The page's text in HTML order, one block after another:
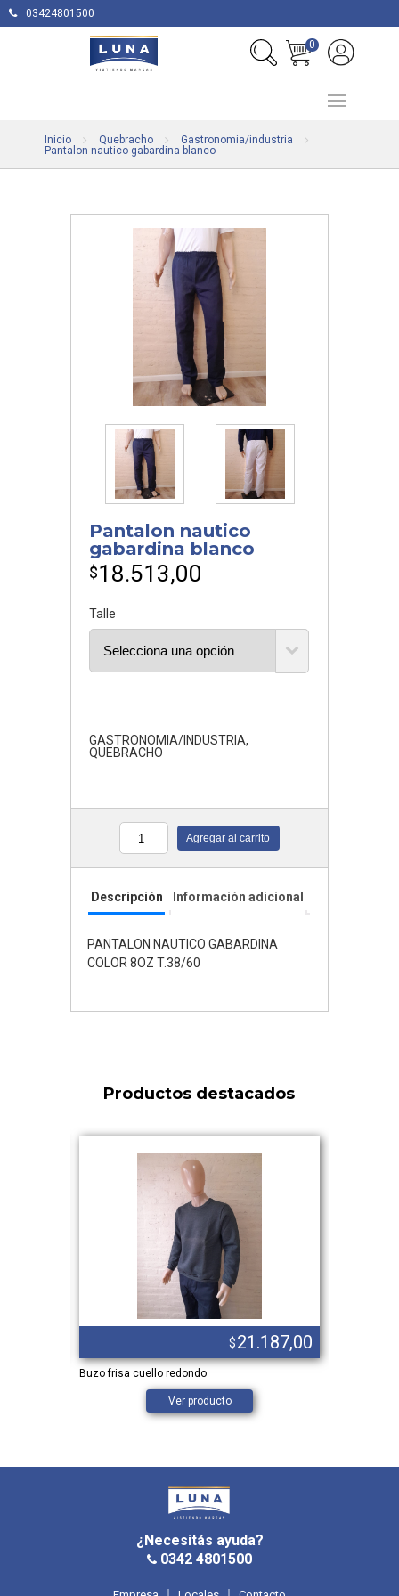
03424801500
0
Inicio Quebracho
Gastronomia/industria
Pantalon nautico gabardina blanco
Pantalon nautico
gabardina blanco
$18.513,00
Talle
GASTRONOMIA/INDUSTRIA,
QUEBRACHO
Cantidad Agregar al carrito
Descripción Información adicional
PANTALON NAUTICO GABARDINA
COLOR 8OZ T.38/60
Productos destacados
$21.187,00
Buzo frisa cuello redondo
Ver producto
¿Necesitás ayuda?
0342 4801500